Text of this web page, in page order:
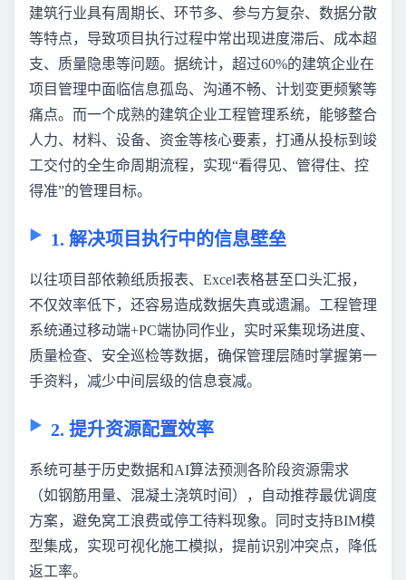
建筑行业具有周期长、环节多、参与方复杂、数据分散
等特点，导致项目执行过程中常出现进度滞后、成本超
支、质量隐患等问题。据统计，超过60%的建筑企业在
项目管理中面临信息孤岛、沟通不畅、计划变更频繁等
痛点。而一个成熟的建筑企业工程管理系统，能够整合
人力、材料、设备、资金等核心要素，打通从投标到竣
工交付的全生命周期流程，实现“看得见、管得住、控
得准”的管理目标。
1. 解决项目执行中的信息壁垒
以往项目部依赖纸质报表、Excel表格甚至口头汇报，
不仅效率低下，还容易造成数据失真或遗漏。工程管理
系统通过移动端+PC端协同作业，实时采集现场进度、
质量检查、安全巡检等数据，确保管理层随时掌握第一
手资料，减少中间层级的信息衰减。
2. 提升资源配置效率
系统可基于历史数据和AI算法预测各阶段资源需求
（如钢筋用量、混凝土浇筑时间），自动推荐最优调度
方案，避免窝工浪费或停工待料现象。同时支持BIM模
型集成，实现可视化施工模拟，提前识别冲突点，降低
返工率。